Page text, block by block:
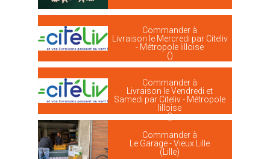
Commander à
Livraison le Mercredi par Citeliv
- Métropole lilloise
()
Commander à
Livraison le Vendredi et
Samedi par Citeliv - Métropole
lilloise
()
Commander à
Le Garage - Vieux Lille
(Lille)